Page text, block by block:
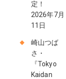
定！
2026年7月
11日
崎山つば
さ・
『Tokyo
Kaidan